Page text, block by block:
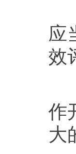
应
效
作
大